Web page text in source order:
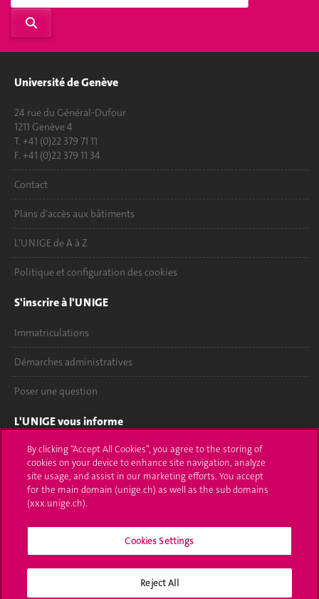
Université de Genève
24 rue du Général-Dufour
1211 Genève 4
T. +41 (0)22 379 71 11
F. +41 (0)22 379 11 34
Contact
Plans d'accès aux bâtiments
L'UNIGE de A à Z
Politique et configuration des cookies
S'inscrire à l'UNIGE
Immatriculations
Démarches administratives
Poser une question
L'UNIGE vous informe
UNIGE Mobile
Médias
Offres d'emploi
Calendrier académique
By clicking “Accept All Cookies”, you agree to the storing of
cookies on your device to enhance site navigation, analyze
site usage, and assist in our marketing efforts. You accept
for the main domain (unige.ch) as well as the sub domains
(xxx.unige.ch).
Cookies Settings
Reject All